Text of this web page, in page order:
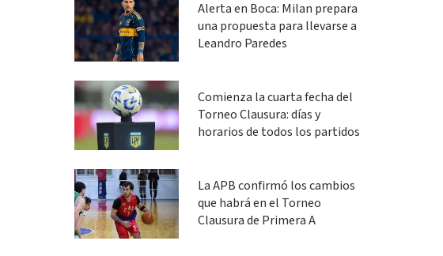
Alerta en Boca: Milan prepara
una propuesta para llevarse a
Leandro Paredes
Comienza la cuarta fecha del
Torneo Clausura: días y
horarios de todos los partidos
La APB confirmó los cambios
que habrá en el Torneo
Clausura de Primera A